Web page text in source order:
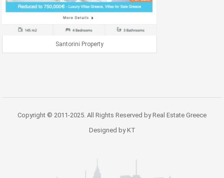
Santorini Property
Copyright © 2011-2025. All Rights Reserved by Real Estate Greece
Designed by KT